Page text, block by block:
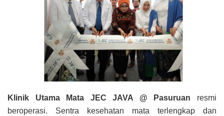
Klinik Utama Mata JEC JAVA @ Pasuruan resmi
beroperasi. Sentra kesehatan mata terlengkap dan